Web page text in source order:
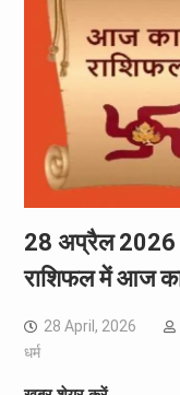
28 अप्रैल 2026
राशिफल में आज
28 April, 2026
धर्म